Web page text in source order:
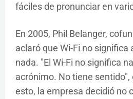
fáciles de pronunciar en
En 2005, Phil Belanger,
aclaró que Wi-Fi no
nada. "El Wi-Fi no significa
acrónimo. No tiene
esto, la empresa decidió no